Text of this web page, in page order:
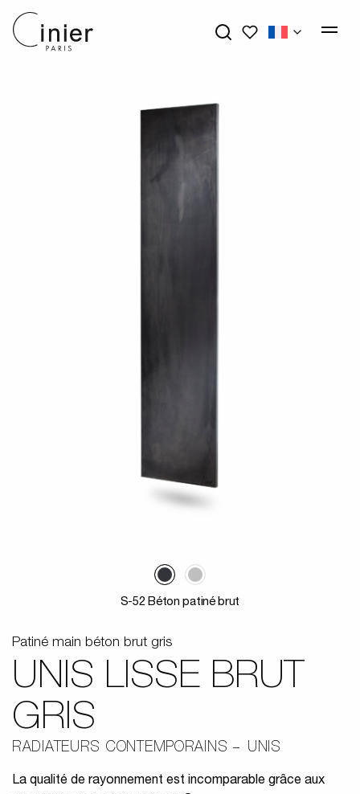
Mes favoris
S-52 Béton patiné brut
Patiné main béton brut gris
UNIS LISSE BRUT
GRIS
RADIATEURS CONTEMPORAINS UNIS
La qualité de rayonnement est incomparable grâce aux